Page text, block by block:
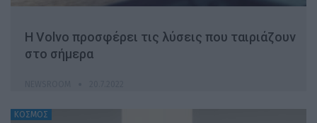
Η Volvo προσφέρει τις λύσεις που ταιριάζουν
στο σήμερα
ΚΟΣΜΟΣ